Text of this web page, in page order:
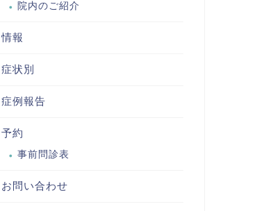
院内のご紹介
情報
症状別
症例報告
予約
事前問診表
お問い合わせ